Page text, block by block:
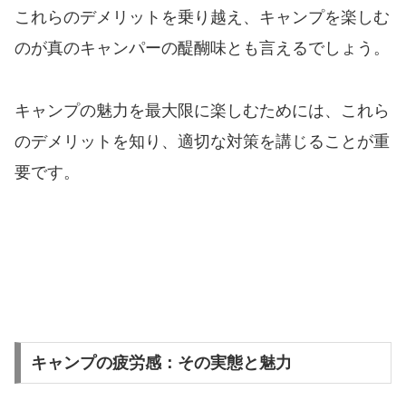
これらのデメリットを乗り越え、キャンプを楽しむ
のが真のキャンパーの醍醐味とも言えるでしょう。
キャンプの魅力を最大限に楽しむためには、これら
のデメリットを知り、適切な対策を講じることが重
要です。
キャンプの疲労感：その実態と魅力